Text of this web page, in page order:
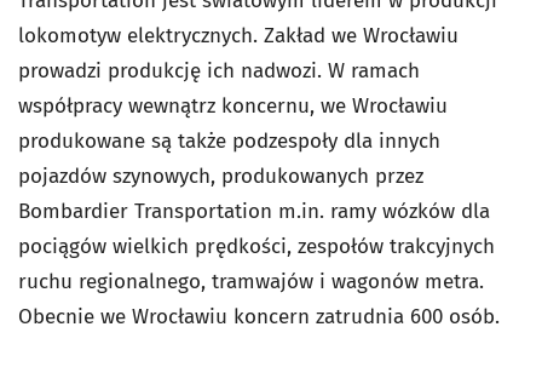
lokomotyw elektrycznych. Zakład we Wrocławiu
prowadzi produkcję ich nadwozi. W ramach
współpracy wewnątrz koncernu, we Wrocławiu
produkowane są także podzespoły dla innych
pojazdów szynowych, produkowanych przez
Bombardier Transportation m.in. ramy wózków dla
pociągów wielkich prędkości, zespołów trakcyjnych
ruchu regionalnego, tramwajów i wagonów metra.
Obecnie we Wrocławiu koncern zatrudnia 600 osób.